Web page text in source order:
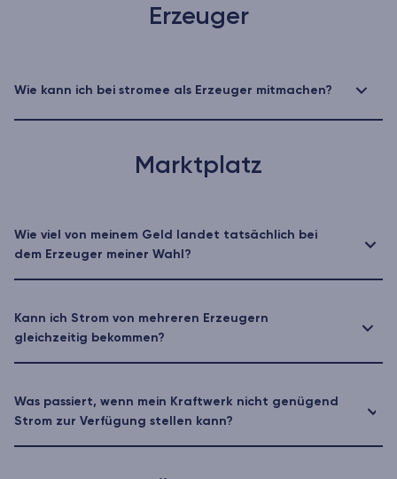
Erzeuger
Wie kann ich bei stromee als Erzeuger mitmachen?
Marktplatz
Wie viel von meinem Geld landet tatsächlich bei
dem Erzeuger meiner Wahl?
Kann ich Strom von mehreren Erzeugern
gleichzeitig bekommen?
Was passiert, wenn mein Kraftwerk nicht genügend
Strom zur Verfügung stellen kann?